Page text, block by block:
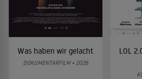
Was haben wir gelacht
DOKUMENTARFILM • 2026
LOL